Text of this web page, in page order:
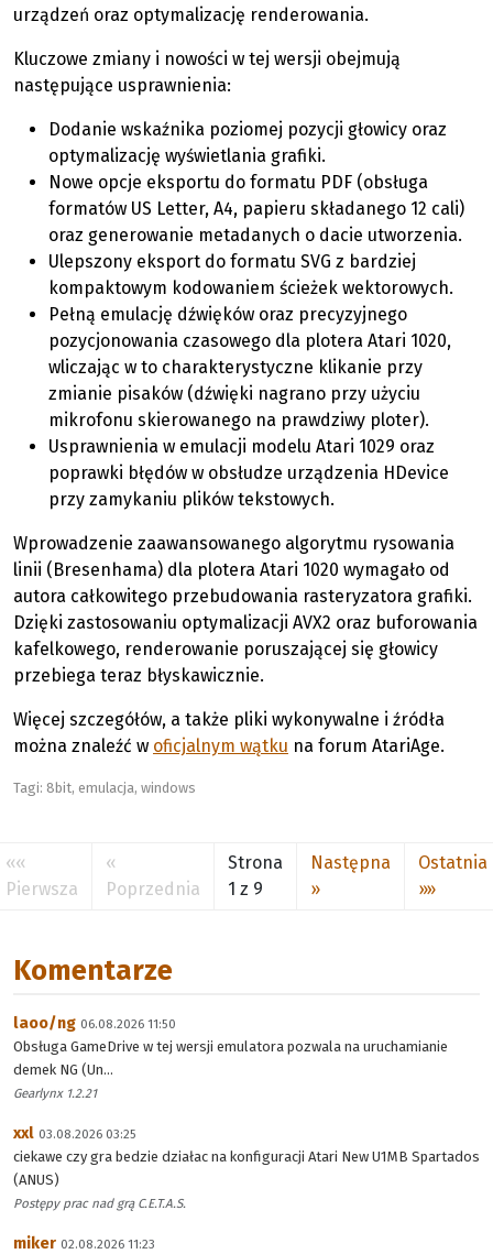
urządzeń oraz optymalizację renderowania.
Kluczowe zmiany i nowości w tej wersji obejmują
następujące usprawnienia:
Dodanie wskaźnika poziomej pozycji głowicy oraz
optymalizację wyświetlania grafiki.
Nowe opcje eksportu do formatu PDF (obsługa
formatów US Letter, A4, papieru składanego 12 cali)
oraz generowanie metadanych o dacie utworzenia.
Ulepszony eksport do formatu SVG z bardziej
kompaktowym kodowaniem ścieżek wektorowych.
Pełną emulację dźwięków oraz precyzyjnego
pozycjonowania czasowego dla plotera Atari 1020,
wliczając w to charakterystyczne klikanie przy
zmianie pisaków (dźwięki nagrano przy użyciu
mikrofonu skierowanego na prawdziwy ploter).
Usprawnienia w emulacji modelu Atari 1029 oraz
poprawki błędów w obsłudze urządzenia HDevice
przy zamykaniu plików tekstowych.
Wprowadzenie zaawansowanego algorytmu rysowania
linii (Bresenhama) dla plotera Atari 1020 wymagało od
autora całkowitego przebudowania rasteryzatora grafiki.
Dzięki zastosowaniu optymalizacji AVX2 oraz buforowania
kafelkowego, renderowanie poruszającej się głowicy
przebiega teraz błyskawicznie.
Więcej szczegółów, a także pliki wykonywalne i źródła
można znaleźć w oficjalnym wątku na forum AtariAge.
Tagi: 8bit, emulacja, windows
««
Pierwsza
«
Poprzednia
Strona
1 z 9
Następna
»
Ostatnia
»»
Komentarze
laoo/ng 06.08.2026 11:50
Obsługa GameDrive w tej wersji emulatora pozwala na uruchamianie
demek NG (Un...
Gearlynx 1.2.21
xxl 03.08.2026 03:25
ciekawe czy gra bedzie działac na konfiguracji Atari New U1MB Spartados
(ANUS)
Postępy prac nad grą C.E.T.A.S.
miker 02.08.2026 11:23